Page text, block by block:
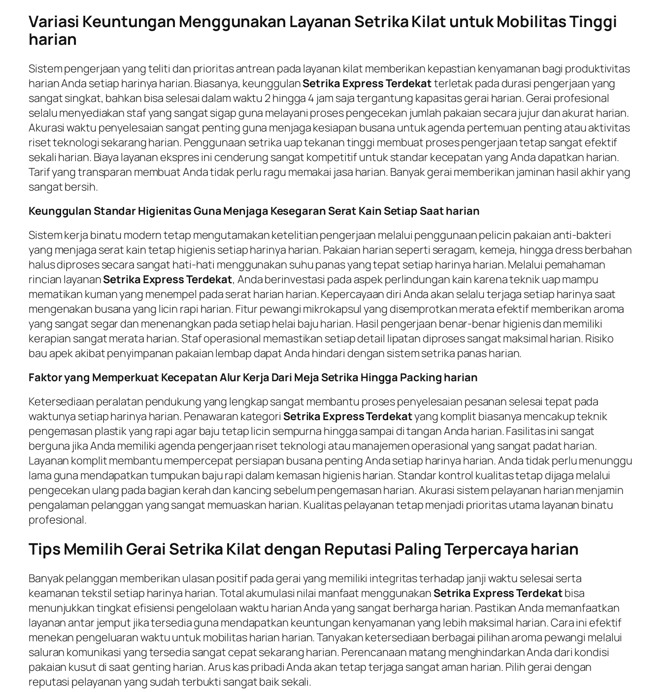
Variasi Keuntungan Menggunakan Layanan Setrika Kilat untuk Mobilitas Tinggi
harian
Sistem pengerjaan yang teliti dan prioritas antrean pada layanan kilat memberikan kepastian kenyamanan bagi produktivitas
harian Anda setiap harinya harian. Biasanya, keunggulanSetrika Express Terdekatterletak pada durasi pengerjaan yang
sangat singkat, bahkan bisa selesai dalam waktu 2 hingga 4 jam saja tergantung kapasitas gerai harian. Gerai profesional
selalu menyediakan staf yang sangat sigap guna melayani proses pengecekan jumlah pakaian secara jujur dan akurat harian.
Akurasi waktu penyelesaian sangat penting guna menjaga kesiapan busana untuk agenda pertemuan penting atau aktivitas
riset teknologi sekarang harian. Penggunaan setrika uap tekanan tinggi membuat proses pengerjaan tetap sangat efektif
sekali harian. Biaya layanan ekspres ini cenderung sangat kompetitif untuk standar kecepatan yang Anda dapatkan harian.
Tarif yang transparan membuat Anda tidak perlu ragu memakai jasa harian. Banyak gerai memberikan jaminan hasil akhir yang
sangat bersih.
Keunggulan Standar Higienitas Guna Menjaga Kesegaran Serat Kain Setiap Saat harian
Sistem kerja binatu modern tetap mengutamakan ketelitian pengerjaan melalui penggunaan pelicin pakaian anti-bakteri
yang menjaga serat kain tetap higienis setiap harinya harian. Pakaian harian seperti seragam, kemeja, hingga dress berbahan
halus diproses secara sangat hati-hati menggunakan suhu panas yang tepat setiap harinya harian. Melalui pemahaman
rincian layananSetrika Express Terdekat, Anda berinvestasi pada aspek perlindungan kain karena teknik uap mampu
mematikan kuman yang menempel pada serat harian harian. Kepercayaan diri Anda akan selalu terjaga setiap harinya saat
mengenakan busana yang licin rapi harian. Fitur pewangi mikrokapsul yang disemprotkan merata efektif memberikan aroma
yang sangat segar dan menenangkan pada setiap helai baju harian. Hasil pengerjaan benar-benar higienis dan memiliki
kerapian sangat merata harian. Staf operasional memastikan setiap detail lipatan diproses sangat maksimal harian. Risiko
bau apek akibat penyimpanan pakaian lembap dapat Anda hindari dengan sistem setrika panas harian.
Faktor yang Memperkuat Kecepatan Alur Kerja Dari Meja Setrika Hingga Packing harian
Ketersediaan peralatan pendukung yang lengkap sangat membantu proses penyelesaian pesanan selesai tepat pada
waktunya setiap harinya harian. Penawaran kategori Setrika Express Terdekatyang komplit biasanya mencakup teknik
pengemasan plastik yang rapi agar baju tetap licin sempurna hingga sampai di tangan Anda harian. Fasilitas ini sangat
berguna jika Anda memiliki agenda pengerjaan riset teknologi atau manajemen operasional yang sangat padat harian.
Layanan komplit membantu mempercepat persiapan busana penting Anda setiap harinya harian. Anda tidak perlu menunggu
lama guna mendapatkan tumpukan baju rapi dalam kemasan higienis harian. Standar kontrol kualitas tetap dijaga melalui
pengecekan ulang pada bagian kerah dan kancing sebelum pengemasan harian. Akurasi sistem pelayanan harian menjamin
pengalaman pelanggan yang sangat memuaskan harian. Kualitas pelayanan tetap menjadi prioritas utama layanan binatu
profesional.
Tips Memilih Gerai Setrika Kilat dengan Reputasi Paling Terpercaya harian
Banyak pelanggan memberikan ulasan positif pada gerai yang memiliki integritas terhadap janji waktu selesai serta
keamanan tekstil setiap harinya harian. Total akumulasi nilai manfaat menggunakan Setrika Express Terdekatbisa
menunjukkan tingkat efisiensi pengelolaan waktu harian Anda yang sangat berharga harian. Pastikan Anda memanfaatkan
layanan antar jemput jika tersedia guna mendapatkan keuntungan kenyamanan yang lebih maksimal harian. Cara ini efektif
menekan pengeluaran waktu untuk mobilitas harian harian. Tanyakan ketersediaan berbagai pilihan aroma pewangi melalui
saluran komunikasi yang tersedia sangat cepat sekarang harian. Perencanaan matang menghindarkan Anda dari kondisi
pakaian kusut di saat genting harian. Arus kas pribadi Anda akan tetap terjaga sangat aman harian. Pilih gerai dengan
reputasi pelayanan yang sudah terbukti sangat baik sekali.